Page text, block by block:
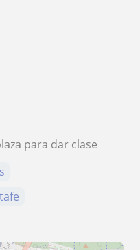
para dar clase